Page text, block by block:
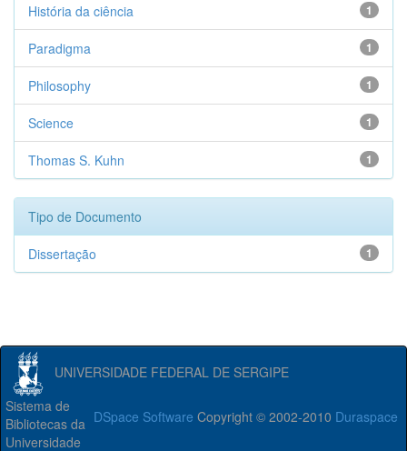
1
História da ciência
1
Paradigma
1
Philosophy
1
Science
1
Thomas S. Kuhn
Tipo de Documento
1
Dissertação
UNIVERSIDADE FEDERAL DE SERGIPE
DSpace Software Copyright © 2002-2010 Duraspace
Sistema de
Bibliotecas da
Universidade